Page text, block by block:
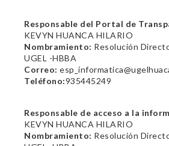
Responsable del Portal de
KEVYN HUANCA HILARIO
Nombramiento: Resolución
UGEL -HBBA
Correo:
Teléfono:935445249
Responsable de acceso a la
KEVYN HUANCA HILARIO
Nombramiento: Resolución